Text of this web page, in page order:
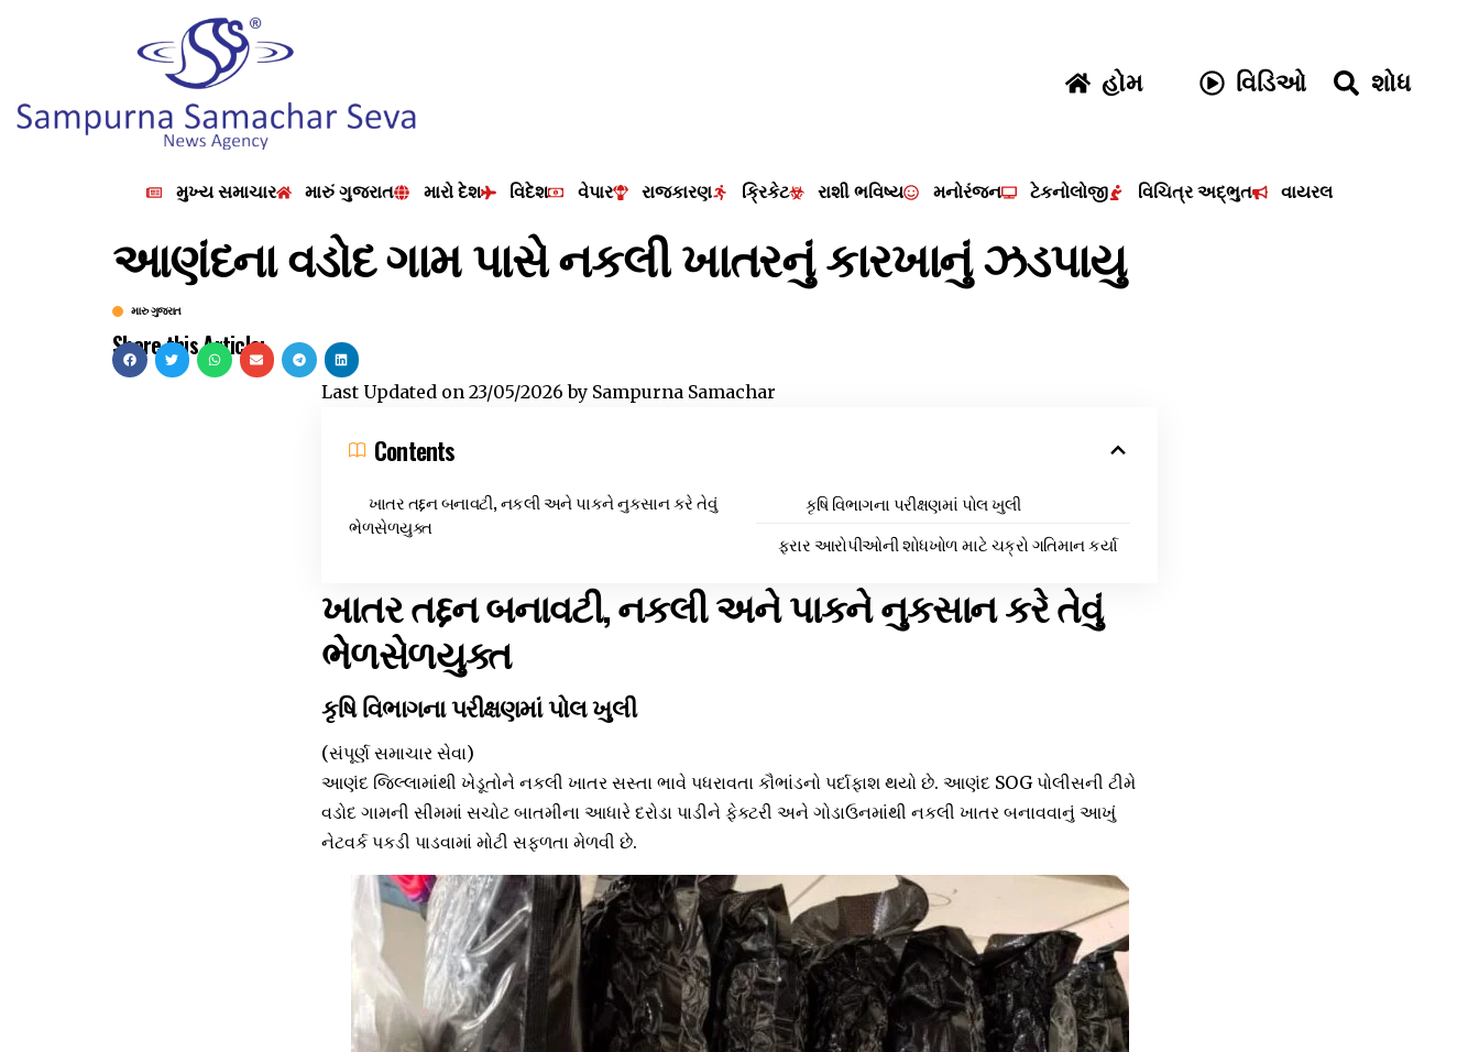
હોમ વિડિઓ શોધ
મુખ્ય સમાચાર મારું ગુજરાત મારો દેશ વિદેશ વેપાર રાજકારણ ક્રિકેટ રાશી ભવિષ્ય મનોરંજન ટેકનોલોજી વિચિત્ર અદ્ભુત વાયરલ
આણંદના વડોદ ગામ પાસે નકલી ખાતરનું કારખાનું ઝડપાયુ
મારુ ગુજરાત
Share this Article:
Last Updated on 23/05/2026 by Sampurna Samachar
Contents
ખાતર તદ્દન બનાવટી, નકલી અને પાકને નુકસાન કરે તેવું
ભેળસેળયુક્ત
કૃષિ વિભાગના પરીક્ષણમાં પોલ ખુલી
ફરાર આરોપીઓની શોધખોળ માટે ચક્રો ગતિમાન કર્યા
ખાતર તદ્દન બનાવટી, નકલી અને પાકને નુકસાન કરે તેવું
ભેળસેળયુક્ત
કૃષિ વિભાગના પરીક્ષણમાં પોલ ખુલી
(સંપૂર્ણ સમાચાર સેવા)
આણંદ જિલ્લામાંથી ખેડૂતોને નકલી ખાતર સસ્તા ભાવે પધરાવતા કૌભાંડનો પર્દાફાશ થયો છે. આણંદ SOG પોલીસની ટીમે
વડોદ ગામની સીમમાં સચોટ બાતમીના આધારે દરોડા પાડીને ફેક્ટરી અને ગોડાઉનમાંથી નકલી ખાતર બનાવવાનું આખું
નેટવર્ક પકડી પાડવામાં મોટી સફળતા મેળવી છે.